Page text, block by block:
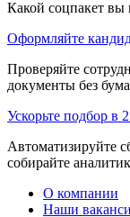
Какой соцпакет вы
Оформляйте
Проверяйте
документы без
Ускорьте подбор в
Автоматизируйте
собирайте
О компании
Наши